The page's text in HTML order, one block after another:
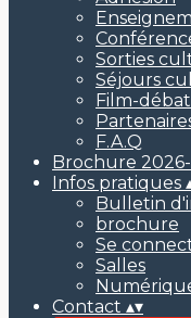
Sorties
Séjours
Film-
F.A.Q
Brochure
Infos pratiques
Bulletin
brochure
Se
Salles
Contact ▴▾